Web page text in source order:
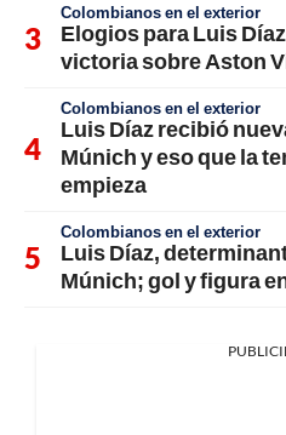
Colombianos en el exterior
Elogios para Luis
victoria sobre Aston
Colombianos en el exterior
Luis Díaz recibió
Múnich y eso que la
empieza
Colombianos en el exterior
Luis Díaz,
Múnich; gol y figura